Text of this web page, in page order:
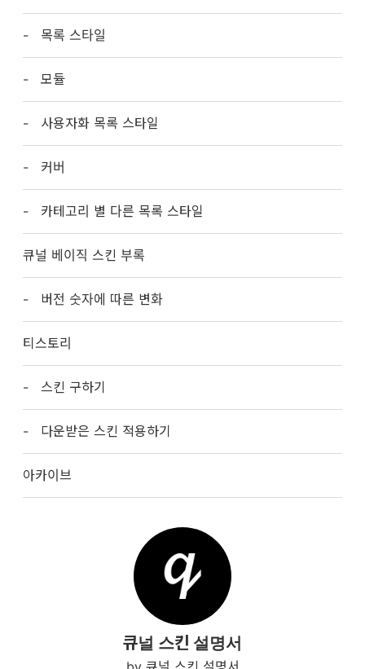
목록 스타일
모듈
사용자화 목록 스타일
커버
카테고리 별 다른 목록 스타일
큐널 베이직 스킨 부록
버전 숫자에 따른 변화
티스토리
스킨 구하기
다운받은 스킨 적용하기
아카이브
큐널 스킨 설명서